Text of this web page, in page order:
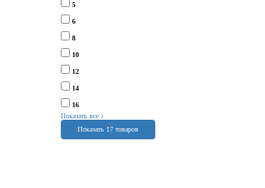
5
6
8
10
12
14
16
Показать все
Показать 17 товаров